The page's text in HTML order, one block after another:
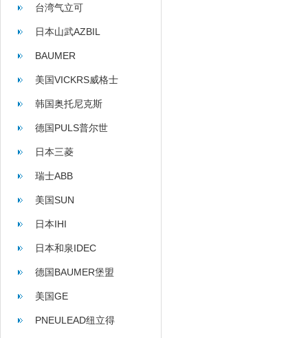
台湾气立可
日本山武AZBIL
BAUMER
美国VICKRS威格士
韩国奥托尼克斯
AUTONICS
德国PULS普尔世
日本三菱
瑞士ABB
美国SUN
日本IHI
日本和泉IDEC
德国BAUMER堡盟
美国GE
PNEULEAD纽立得